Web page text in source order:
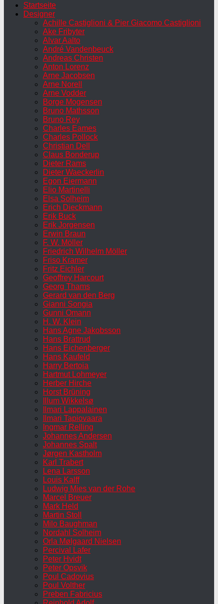
Startseite
Designer
Achille Castiglioni & Pier Giacomo Castiglioni
Ake Fribyter
Alvar Aalto
André Vandenbeuck
Andreas Christen
Anton Lorenz
Arne Jacobsen
Arne Norell
Arne Vodder
Borge Mogensen
Bruno Mathsson
Bruno Rey
Charles Eames
Charles Pollock
Christian Dell
Claus Bonderup
Dieter Rams
Dieter Waeckerlin
Egon Eiermann
Elio Martinelli
Elsa Solheim
Erich Dieckmann
Erik Buck
Erik Jorgensen
Erwin Braun
F. W. Möller
Friedrich Wilhelm Möller
Friso Kramer
Fritz Eichler
Geoffrey Harcourt
Georg Thams
Gerard van den Berg
Gianni Songia
Gunni Omann
H. W. Klein
Hans Agne Jakobsson
Hans Brattrud
Hans Eichenberger
Hans Kaufeld
Harry Bertoia
Hartmut Lohmeyer
Herber Hirche
Horst Brüning
Illum Wikkelsø
Ilmari Lappalainen
Ilmari Tapiovaara
Ingmar Relling
Johannes Andersen
Johannes Spalt
Jørgen Kastholm
Karl Trabert
Lena Larsson
Louis Kalff
Ludwig Mies van der Rohe
Marcel Breuer
Mark Held
Martin Stoll
Milo Baughman
Nordahl Solheim
Orla Mølgaard Nielsen
Percival Lafer
Peter Hvidt
Peter Opsvik
Poul Cadovius
Poul Volther
Preben Fabricius